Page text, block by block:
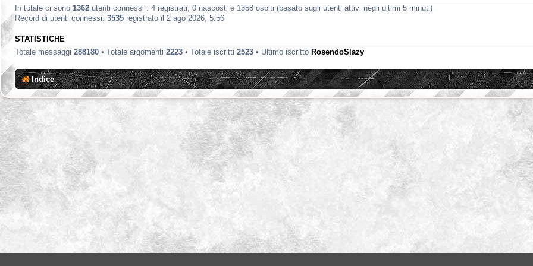
In totale ci sono 1362 utenti connessi : 4 registrati, 0 nascosti e 1358 ospiti (basato sugli utenti attivi negli ultimi 5 minuti)
Record di utenti connessi: 3535 registrato il 2 ago 2026, 5:56
STATISTICHE
Totale messaggi 288180 • Totale argomenti 2223 • Totale iscritti 2523 • Ultimo iscritto RosendoSlazy
Indice